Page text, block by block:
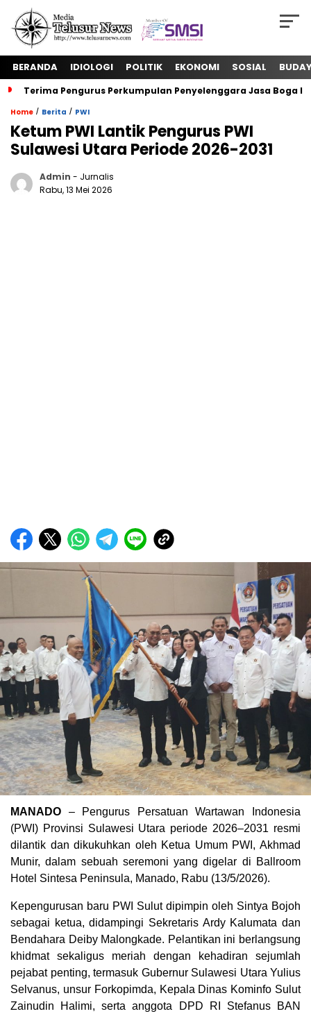
BERANDA IDIOLOGI POLITIK EKONOMI SOSIAL
Terima Pengurus Perkumpulan Penyelenggara Jasa Boga
Home / Berita / PWI
Ketum PWI Lantik Pengurus PWI
Sulawesi Utara Periode 2026-2031
Admin - Jurnalis
Rabu, 13 Mei 2026
MANADO – Pengurus Persatuan Wartawan Indonesia
(PWI) Provinsi Sulawesi Utara periode 2026–2031 resmi
dilantik dan dikukuhkan oleh Ketua Umum PWI, Akhmad
Munir, dalam sebuah seremoni yang digelar di Ballroom
Hotel Sintesa Peninsula, Manado, Rabu (13/5/2026).
Kepengurusan baru PWI Sulut dipimpin oleh Sintya Bojoh
sebagai ketua, didampingi Sekretaris Ardy Kalumata dan
Bendahara Deiby Malongkade. Pelantikan ini berlangsung
khidmat sekaligus meriah dengan kehadiran sejumlah
pejabat penting, termasuk Gubernur Sulawesi Utara Yulius
Selvanus, unsur Forkopimda, Kepala Dinas Kominfo Sulut
Zainudin Halimi, serta anggota DPD RI Stefanus BAN